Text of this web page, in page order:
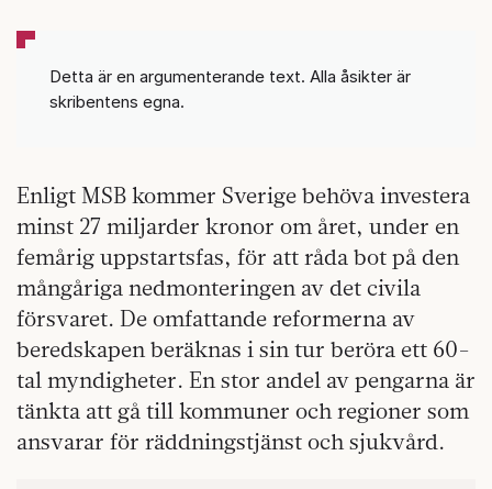
Detta är en argumenterande text. Alla åsikter är
skribentens egna.
Enligt MSB kommer Sverige behöva investera
minst 27 miljarder kronor om året, under en
femårig uppstartsfas, för att råda bot på den
mångåriga nedmonteringen av det civila
försvaret. De omfattande reformerna av
beredskapen beräknas i sin tur beröra ett 60-
tal myndigheter. En stor andel av pengarna är
tänkta att gå till kommuner och regioner som
ansvarar för räddningstjänst och sjukvård.